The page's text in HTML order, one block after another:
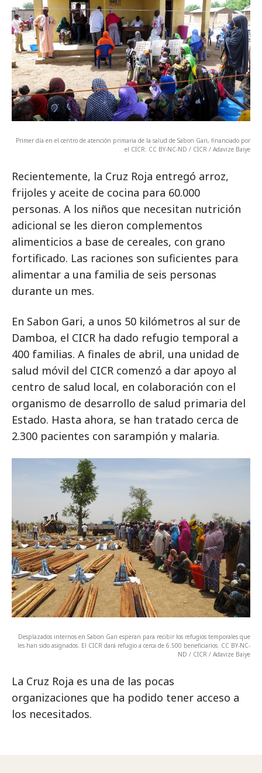
Primer día en el centro de atención primaria de la salud de Sabon Gari, financiado por
el CICR. CC BY-NC-ND / CICR / Adavize Baiye
Recientemente, la Cruz Roja entregó arroz,
frijoles y aceite de cocina para 60.000
personas. A los niños que necesitan nutrición
adicional se les dieron complementos
alimenticios a base de cereales, con grano
fortificado. Las raciones son suficientes para
alimentar a una familia de seis personas
durante un mes.
En Sabon Gari, a unos 50 kilómetros al sur de
Damboa, el CICR ha dado refugio temporal a
400 familias. A finales de abril, una unidad de
salud móvil del CICR comenzó a dar apoyo al
centro de salud local, en colaboración con el
organismo de desarrollo de salud primaria del
Estado. Hasta ahora, se han tratado cerca de
2.300 pacientes con sarampión y malaria.
Desplazados internos en Sabon Gari esperan para recibir los refugios temporales que
les han sido asignados. El CICR dará refugio a cerca de 6.500 beneficiarios. CC BY-NC-
ND / CICR / Adavize Baiye
La Cruz Roja es una de las pocas
organizaciones que ha podido tener acceso a
los necesitados.